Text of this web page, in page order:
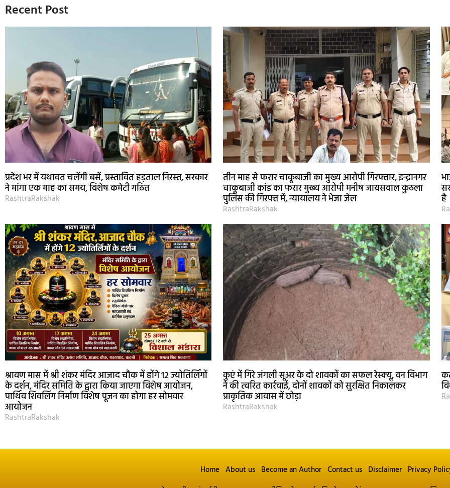
Recent Post
प्रदेश भर में यथावत चलेंगी बसें, प्रस्तावित हड़ताल निरस्त, सरकार
ने मांगा एक माह का समय, विशेष कमेटी गठित
RashtraRakshak
तीन माह से फरार चाकूबाजी का मुख्य आरोपी गिरफ्तार, इन्द्रानगर
चाकूबाजी कांड का फरार मुख्य आरोपी मनीष जायसवाल कुठला
पुलिस की गिरफ्त में, न्यायालय ने भेजा जेल
RashtraRakshak
है
श्रावण मास में श्री शंकर मंदिर आजाद चौक में होंगे 12 ज्योतिर्लिंगों
के दर्शन, मंदिर समिति के द्वारा किया जाएगा विशेष आयोजन,
पार्थिव शिवलिंग निर्माण विशेष पूजन का होगा हर सोमवार
आयोजन
RashtraRakshak
कुएं में गिरे जंगली सूअर के दो शावकों का सफल रेस्क्यू, वन विभाग
ने की त्वरित कार्रवाई, दोनों शावकों को सुरक्षित निकालकर
प्राकृतिक आवास में छोड़ा
RashtraRakshak
Home About us Become an Author Contact us Disclaimer Privacy